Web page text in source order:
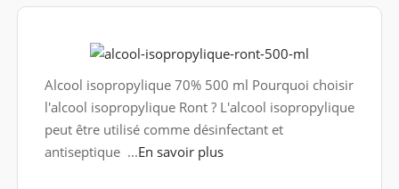
Alcool isopropylique 70% 500 ml Pourquoi choisir
l'alcool isopropylique Ront ? L'alcool isopropylique
peut être utilisé comme désinfectant et
antiseptique ...En savoir plus